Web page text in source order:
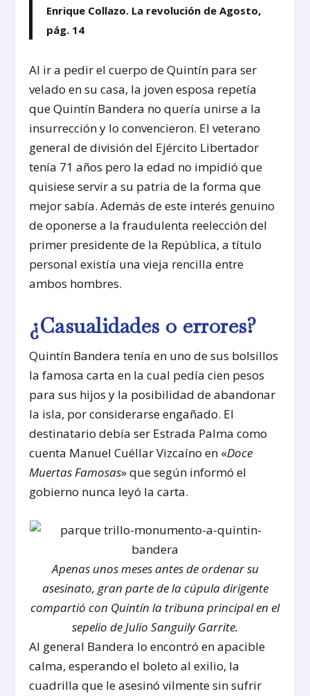
Enrique Collazo. La revolución de Agosto,
pág. 14
Al ir a pedir el cuerpo de Quintín para ser
velado en su casa, la joven esposa repetía
que Quintín Bandera no quería unirse a la
insurrección y lo convencieron. El veterano
general de división del Ejército Libertador
tenía 71 años pero la edad no impidió que
quisiese servir a su patria de la forma que
mejor sabía. Además de este interés genuino
de oponerse a la fraudulenta reelección del
primer presidente de la República, a título
personal existía una vieja rencilla entre
ambos hombres.
¿Casualidades o errores?
Quintín Bandera tenía en uno de sus bolsillos
la famosa carta en la cual pedía cien pesos
para sus hijos y la posibilidad de abandonar
la isla, por considerarse engañado. El
destinatario debía ser Estrada Palma como
cuenta Manuel Cuéllar Vizcaíno en «Doce
Muertas Famosas» que según informó el
gobierno nunca leyó la carta.
Apenas unos meses antes de ordenar su
asesinato, gran parte de la cúpula dirigente
compartió con Quintín la tribuna principal en el
sepelio de Julio Sanguily Garrite.
Al general Bandera lo encontró en apacible
calma, esperando el boleto al exilio, la
cuadrilla que le asesinó vilmente sin sufrir